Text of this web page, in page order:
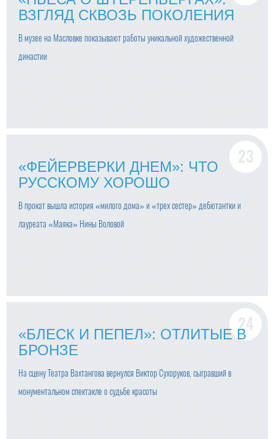
ВЗГЛЯД СКВОЗЬ ПОКОЛЕНИЯ
В музее на Масловке показывают работы уникальной художественной
династии
«ФЕЙЕРВЕРКИ ДНЕМ»: ЧТО
РУССКОМУ ХОРОШО
В прокат вышла история «милого дома» и «трех сестер» дебютантки и
лауреата «Маяка» Нины Воловой
«БЛЕСК И ПЕПЕЛ»: ОТЛИТЫЕ В
БРОНЗЕ
На сцену Театра Вахтангова вернулся Виктор Сухоруков, сыгравший в
монументальном спектакле о судьбе красоты